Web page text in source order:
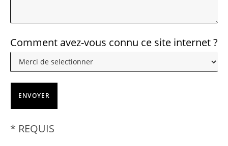
Comment avez-vous connu ce site internet ?
* REQUIS